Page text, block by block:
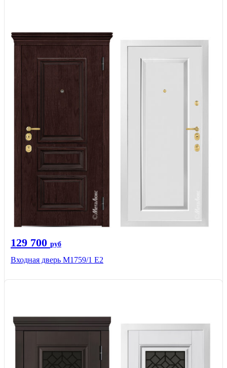
129 700 руб
Входная дверь М1759/1 Е2